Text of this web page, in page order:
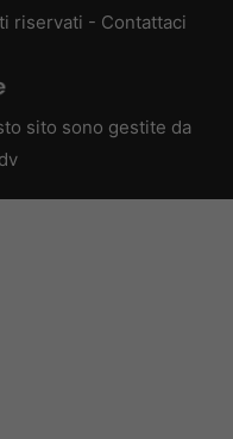
riservati - Contattaci
sito sono gestite da